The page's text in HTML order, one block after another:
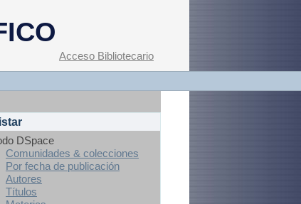
Acceso Bibliotecario
DSpace
Comunidades & colecciones
Por fecha de publicación
Autores
Títulos